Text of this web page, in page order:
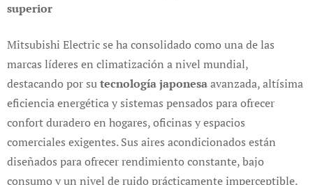
superior
Mitsubishi Electric se ha consolidado como una de las
marcas líderes en climatización a nivel mundial,
destacando por sutecnología japonesaavanzada, altísima
eficiencia energética y sistemas pensados para ofrecer
confort duradero en hogares, oficinas y espacios
comerciales exigentes. Sus aires acondicionados están
diseñados para ofrecer rendimiento constante, bajo
consumo y un nivel de ruido prácticamente imperceptible.